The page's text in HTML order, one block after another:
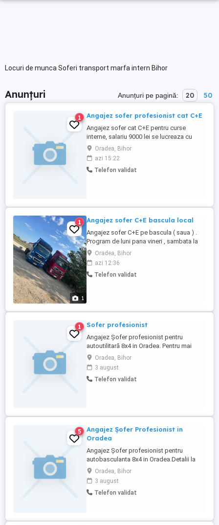
Locuri de munca Soferi transport marfa intern Bihor
Anunțuri Anunțuri pe pagină: 20 50
1 Angajez sofer profesionist cat C+E
Angajez sofer cat C+E pentru curse
interne, salariu 9000 lei se lucreaza cu
semiremorci frigorifice
Oradea, Bihor
azi 15:22
Telefon validat
1
1 Angajez sofer C+E bascula local
Angajez sofer C+E pe bascula ( saua ) .
Program de luni pana vineri , sambata la
alegere . Mai multe detalii la telefon .
Oradea, Bihor
azi 12:36
Telefon validat
1 Sofer profesionist
Angajez Șofer profesionist pentru
autoutilitară 8x4 in Oradea. Pentru mai
multe detalii vă rog sa sunați la
Oradea, Bihor
3 august
Telefon validat
5
Angajez Șofer Profesionist in
Oradea
Angajez Șofer profesionist pentru
autobasculanta 8x4 in Oradea.Detalii la
telefon
Oradea, Bihor
3 august
Telefon validat